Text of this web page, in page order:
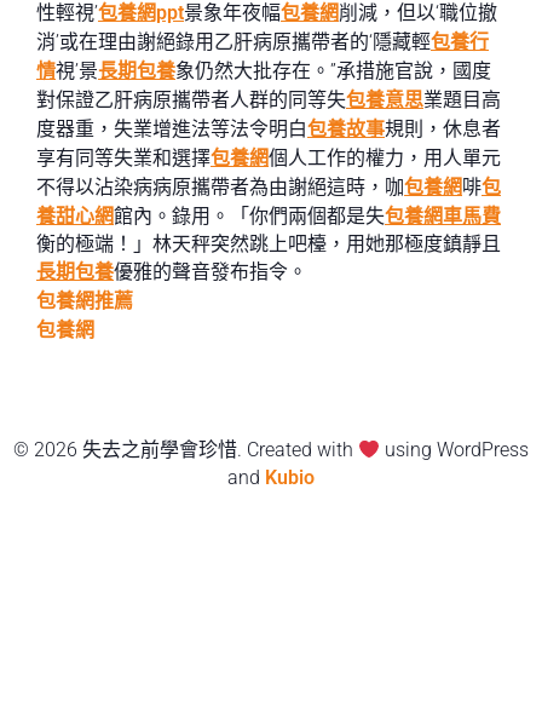
性輕視’包養網ppt景象年夜幅包養網削減，但以‘職位撤
消’或在理由謝絕錄用乙肝病原攜帶者的‘隱藏輕包養行
情視’景長期包養象仍然大批存在。”承措施官說，國度
對保證乙肝病原攜帶者人群的同等失包養意思業題目高
度器重，失業增進法等法令明白包養故事規則，休息者
享有同等失業和選擇包養網個人工作的權力，用人單元
不得以沾染病病原攜帶者為由謝絕這時，咖包養網啡包
養甜心網館內。錄用。「你們兩個都是失包養網車馬費
衡的極端！」林天秤突然跳上吧檯，用她那極度鎮靜且
長期包養優雅的聲音發布指令。
包養網推薦
包養網
© 2026 失去之前學會珍惜. Created with
using WordPress
and Kubio